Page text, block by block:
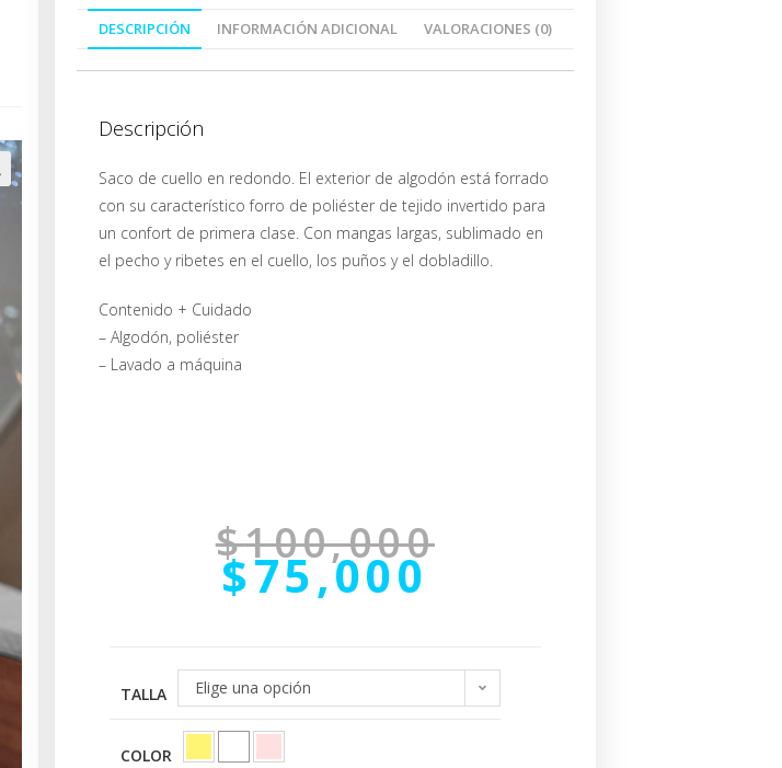
DESCRIPCIÓN INFORMACIÓN ADICIONAL VALORACIONES (0)
Descripción
Saco de cuello en redondo. El exterior de algodón está forrado
con su característico forro de poliéster de tejido invertido para
un confort de primera clase. Con mangas largas, sublimado en
el pecho y ribetes en el cuello, los puños y el dobladillo.
Contenido + Cuidado
– Algodón, poliéster
– Lavado a máquina
$100,000
$75,000
TALLA Elige una opción
COLOR